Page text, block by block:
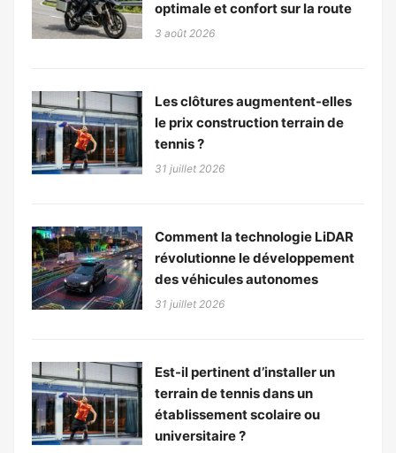
optimale et confort sur la route
3 août 2026
Les clôtures augmentent-elles
le prix construction terrain de
tennis ?
31 juillet 2026
Comment la technologie LiDAR
révolutionne le développement
des véhicules autonomes
31 juillet 2026
Est-il pertinent d’installer un
terrain de tennis dans un
établissement scolaire ou
universitaire ?